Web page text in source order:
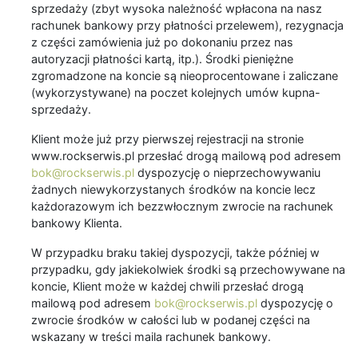
sprzedaży (zbyt wysoka należność wpłacona na nasz
rachunek bankowy przy płatności przelewem), rezygnacja
z części zamówienia już po dokonaniu przez nas
autoryzacji płatności kartą, itp.). Środki pieniężne
zgromadzone na koncie są nieoprocentowane i zaliczane
(wykorzystywane) na poczet kolejnych umów kupna-
sprzedaży.
Klient może już przy pierwszej rejestracji na stronie
www.rockserwis.pl przesłać drogą mailową pod adresem
bok@rockserwis.pl dyspozycję o nieprzechowywaniu
żadnych niewykorzystanych środków na koncie lecz
każdorazowym ich bezzwłocznym zwrocie na rachunek
bankowy Klienta.
W przypadku braku takiej dyspozycji, także później w
przypadku, gdy jakiekolwiek środki są przechowywane na
koncie, Klient może w każdej chwili przesłać drogą
mailową pod adresem bok@rockserwis.pl dyspozycję o
zwrocie środków w całości lub w podanej części na
wskazany w treści maila rachunek bankowy.